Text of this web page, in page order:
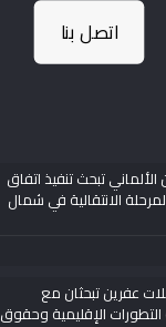
اتصل بنا
تبحث تنفيذ اتفاق
المرحلة الانتقالية في شمال
عفرين تبحثان مع
التطورات الإقليمية وحقوق